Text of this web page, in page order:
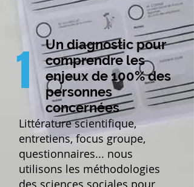
1
Un diagnostic pour
comprendre les
enjeux de 100% des
personnes
concernées
Littérature scientifique,
entretiens, focus groupe,
questionnaires... nous
utilisons les méthodologies
des sciences sociales pour